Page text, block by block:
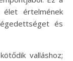
értelmének
és
valláshoz;